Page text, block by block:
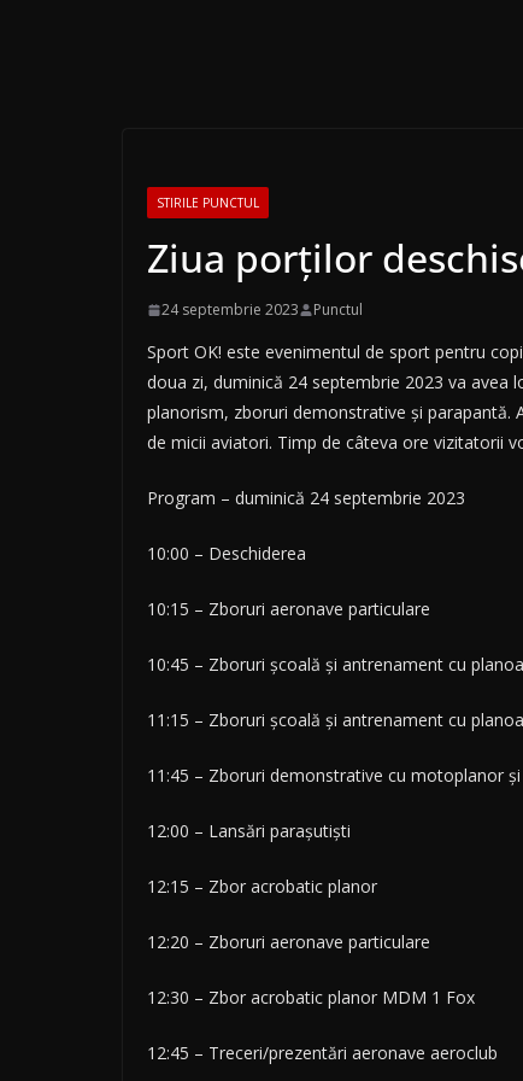
STIRILE PUNCTUL
Ziua porților
24 septembrie 2023 Punctul
Sport OK! este evenimentul de sport pentru
doua zi, duminică 24 septembrie 2023 va avea
planorism, zboruri demonstrative și parapantă.
de micii aviatori. Timp de câteva ore vizitatorii
Program – duminică 24 septembrie 2023
10:00 – Deschiderea
10:15 – Zboruri aeronave particulare
10:45 – Zboruri școală și antrenament cu
11:15 – Zboruri școală și antrenament cu
11:45 – Zboruri demonstrative cu motoplanor
12:00 – Lansări parașutiști
12:15 – Zbor acrobatic planor
12:20 – Zboruri aeronave particulare
12:30 – Zbor acrobatic planor MDM 1 Fox
12:45 – Treceri/prezentări aeronave aeroclub